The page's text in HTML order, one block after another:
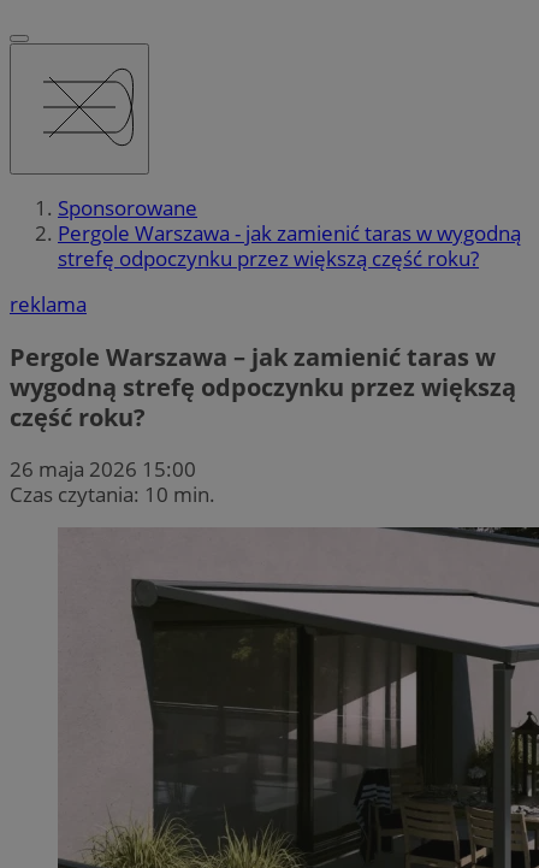
Sponsorowane
Pergole Warszawa - jak zamienić taras w wygodną
strefę odpoczynku przez większą część roku?
reklama
Pergole Warszawa – jak zamienić taras w
wygodną strefę odpoczynku przez większą
część roku?
26 maja 2026 15:00
Czas czytania: 10 min.